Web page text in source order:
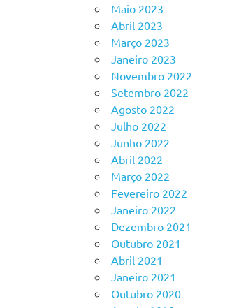
Maio 2023
Abril 2023
Março 2023
Janeiro 2023
Novembro 2022
Setembro 2022
Agosto 2022
Julho 2022
Junho 2022
Abril 2022
Março 2022
Fevereiro 2022
Janeiro 2022
Dezembro 2021
Outubro 2021
Abril 2021
Janeiro 2021
Outubro 2020